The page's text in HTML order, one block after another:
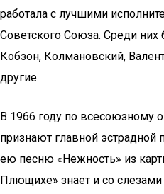
работала с лучшими
Советского Союза. Среди
Кобзон, Колмановский,
другие.
В 1966 году по всесоюзному
признают главной эстрадной
ею песню «Нежность» из
Плющихе» знает и со слезами